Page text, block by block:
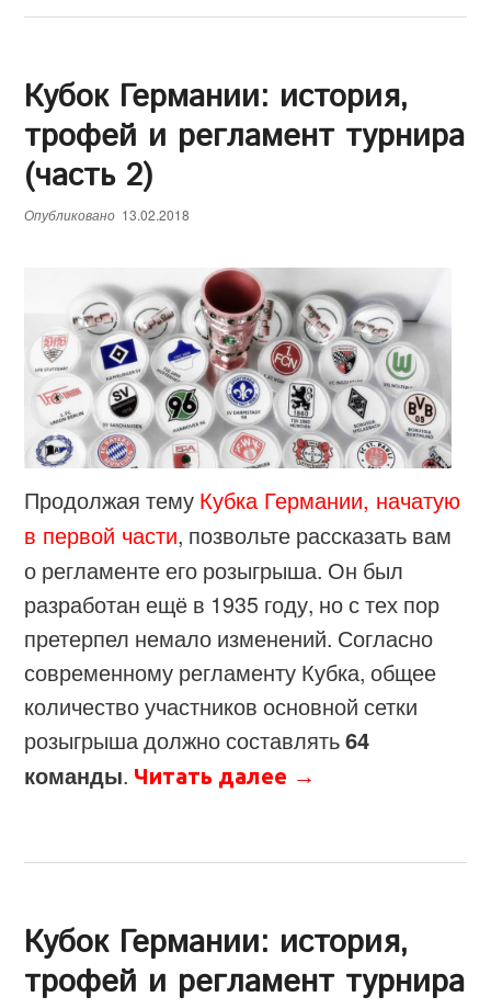
Кубок Германии: история,
трофей и регламент турнира
(часть 2)
Опубликовано 13.02.2018
Продолжая тему Кубка Германии, начатую
в первой части, позвольте рассказать вам
о регламенте его розыгрыша. Он был
разработан ещё в 1935 году, но с тех пор
претерпел немало изменений. Согласно
современному регламенту Кубка, общее
количество участников основной сетки
розыгрыша должно составлять64
команды. Читать далее →
Кубок Германии: история,
трофей и регламент турнира